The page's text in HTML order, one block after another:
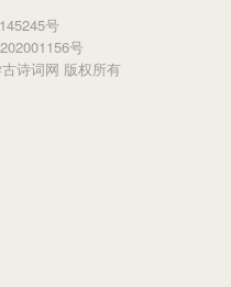
号
号
诗词网 版权所有